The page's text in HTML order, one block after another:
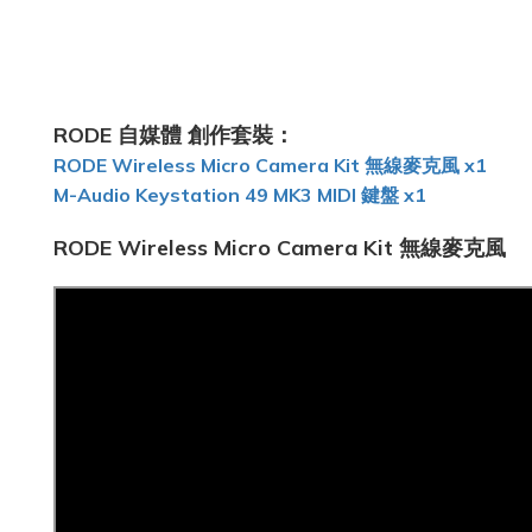
RODE 自媒體 創作套裝 ：
RODE Wireless Micro Camera Kit 無線麥克風 x1
M-Audio Keystation 49 MK3 MIDI 鍵盤 x1
RODE Wireless Micro Camera Kit 無線麥克風